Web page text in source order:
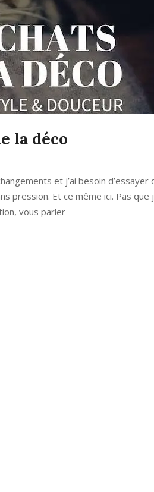
la déco
et j’ai besoin d’essayer
pression. Et ce même ici. Pas que
vous parler